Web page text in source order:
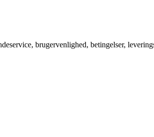
brugervenlighed, betingelser,